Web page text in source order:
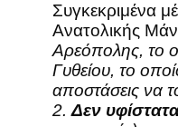
Συγκεκριμένα
Ανατολικής
Αρεόπολης, το
Γυθείου, το
αποστάσεις να
2.Δεν